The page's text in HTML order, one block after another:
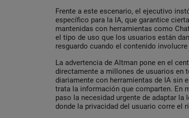
Frente a este escenario, el ejecutivo
específico para la IA, que garantice
mantenidas con herramientas como
el tipo de uso que los usuarios están
resguardo cuando el contenido
La advertencia de Altman pone en el
directamente a millones de usuarios en
diariamente con herramientas de IA sin
trata la información que comparten. En
paso la necesidad urgente de adaptar
donde la privacidad del usuario corre el